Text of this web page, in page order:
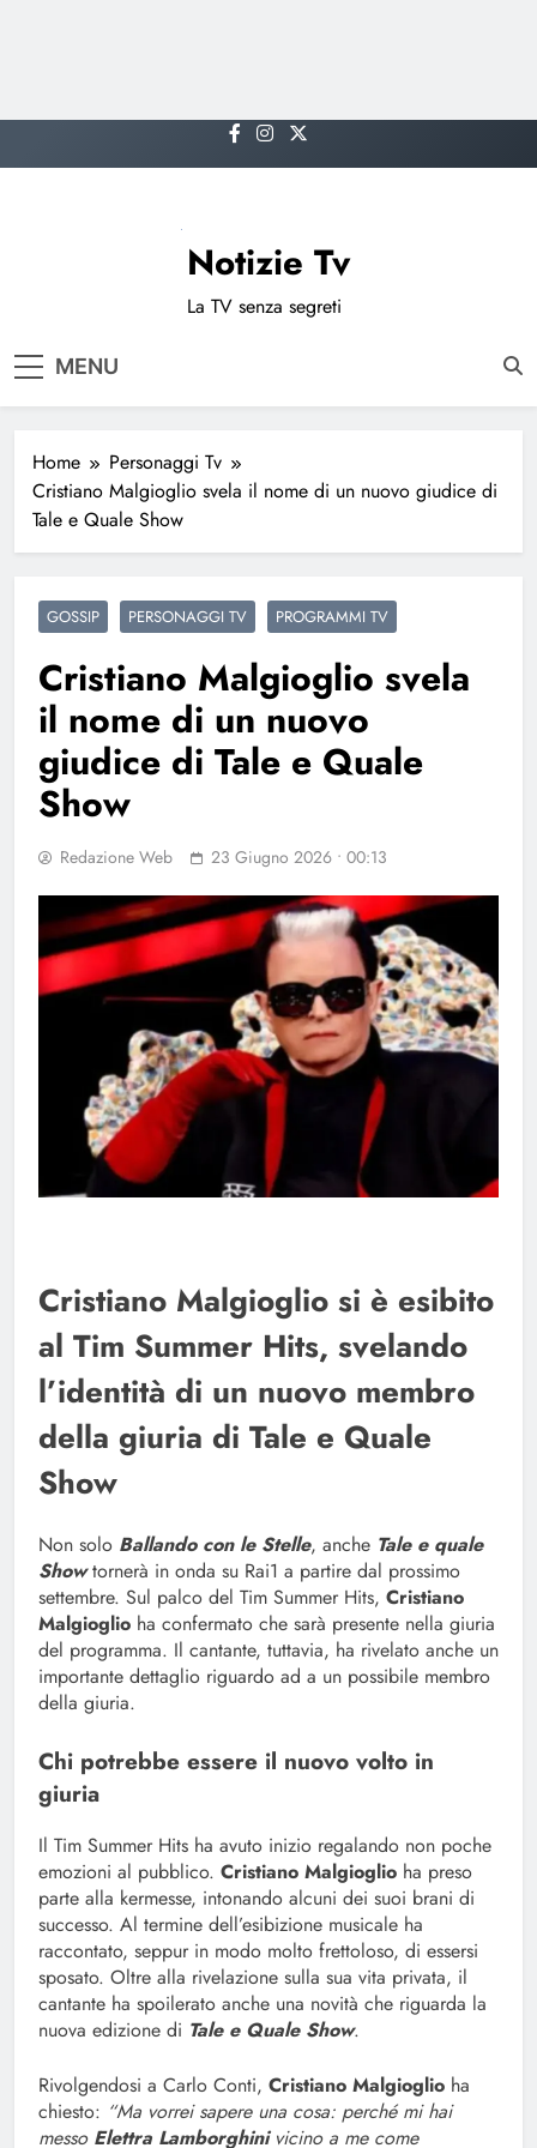
to
Notizie Tv
La TV senza segreti
MENU
Home
Personaggi Tv
Cristiano Malgioglio svela il nome di un nuovo giudice di
Tale e Quale Show
GOSSIP PERSONAGGI TV PROGRAMMI TV
Cristiano Malgioglio svela
il nome di un nuovo
giudice di Tale e Quale
Show
Redazione Web 23 Giugno 2026 • 00:13
Cristiano Malgioglio si è esibito
al Tim Summer Hits, svelando
l’identità di un nuovo membro
della giuria di Tale e Quale
Show
Non solo Ballando con le Stelle, anche Tale e quale
Showtornerà in onda su Rai1 a partire dal prossimo
settembre. Sul palco del Tim Summer Hits, Cristiano
Malgioglio ha confermato che sarà presente nella giuria
del programma. Il cantante, tuttavia, ha rivelato anche un
importante dettaglio riguardo ad a un possibile membro
della giuria.
Chi potrebbe essere il nuovo volto in
giuria
Il Tim Summer Hits ha avuto inizio regalando non poche
emozioni al pubblico. Cristiano Malgioglio ha preso
parte alla kermesse, intonando alcuni dei suoi brani di
successo. Al termine dell’esibizione musicale ha
raccontato, seppur in modo molto frettoloso, di essersi
sposato. Oltre alla rivelazione sulla sua vita privata, il
cantante ha spoilerato anche una novità che riguarda la
nuova edizione di Tale e Quale Show.
Rivolgendosi a Carlo Conti, Cristiano Malgioglio ha
chiesto: “Ma vorrei sapere una cosa: perché mi hai
messo Elettra Lamborghinivicino a me come